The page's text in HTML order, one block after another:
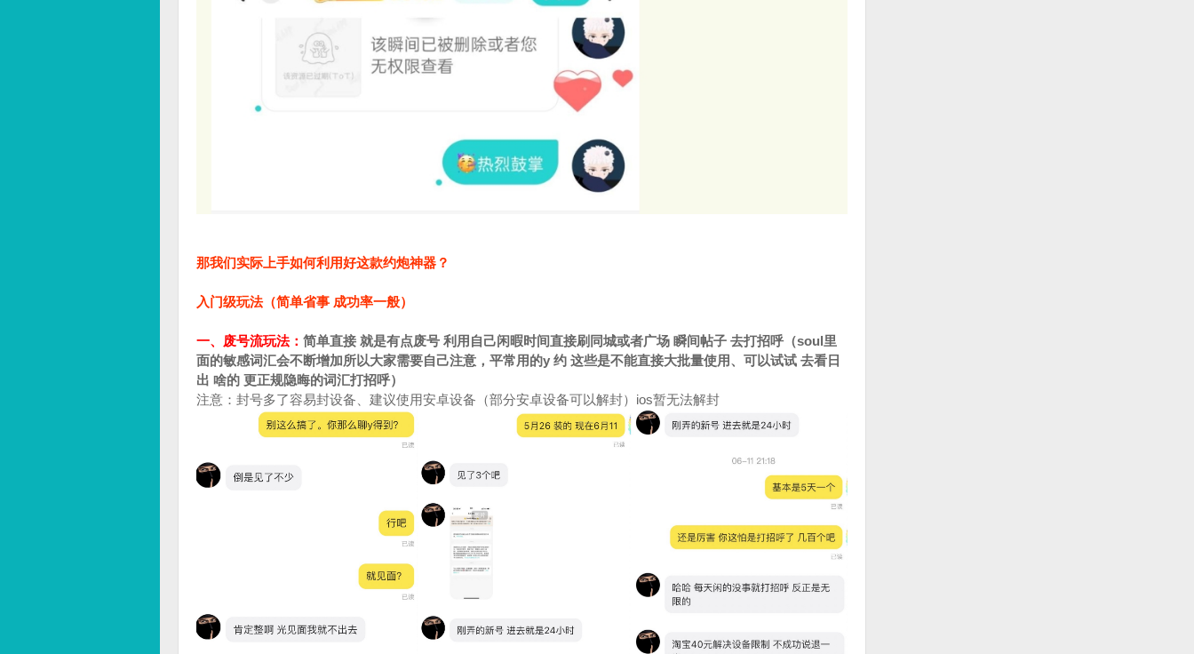
那我们实际上手如何利用好这款约炮神器？
入门级玩法（简单省事 成功率一般）
一、废号流玩法： 简单直接 就是有点废号 利用自己闲暇时间直接刷同城或者广场 瞬间帖子 去打招呼（soul里
面的敏感词汇会不断增加所以大家需要自己注意，平常用的y 约 这些是不能直接大批量使用、可以试试 去看日
出 啥的 更正规隐晦的词汇打招呼）
注意：封号多了容易封设备、建议使用安卓设备（部分安卓设备可以解封）ios暂无法解封